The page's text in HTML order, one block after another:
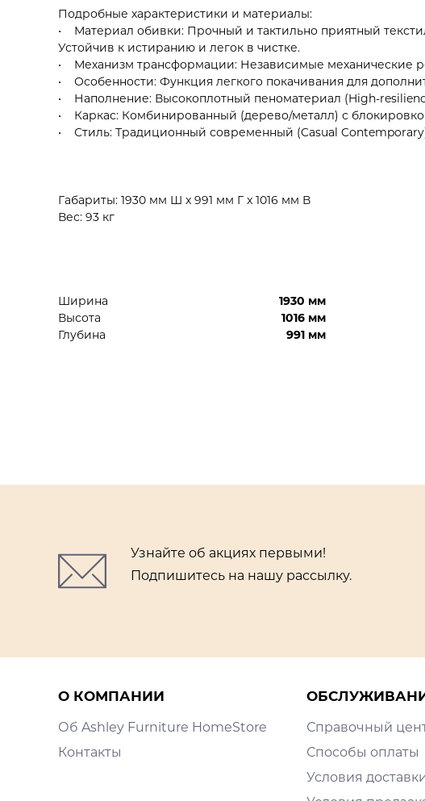
Подробные характеристики и материалы:
• Материал обивки: Прочный и тактильно приятный
Устойчив к истиранию и легок в чистке.
• Механизм трансформации: Независимые механические
• Особенности: Функция легкого покачивания для
• Наполнение: Высокоплотный пеноматериал (High-
• Каркас: Комбинированный (дерево/металл) с
• Стиль: Традиционный современный (Casual
Габариты: 1930 мм Ш x 991 мм Г x 1016 мм В
Вес: 93 кг
Ширина
1930 мм
Высота
1016 мм
Глубина
991 мм
Узнайте об акциях первыми!
Подпишитесь на нашу рассылку.
О КОМПАНИИ
Об Ashley Furniture HomeStore
Контакты
Справочный
Способы оплаты
Условия